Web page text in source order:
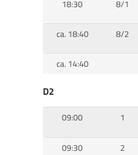
18:30 8/1
ca. 18:40 8/2
ca. 14:40
D2
09:00 1
09:30 2